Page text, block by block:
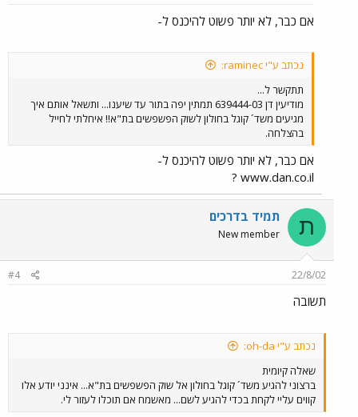
אם כבר, לא יותר פשוט להיכנס ל-
נכתב ע"י raminec:
תתקשר ל...
מודיעין דן 639444-03 תמתין יפה בתור עד שיענו... ותשאל אותם איך
מגיעים משד´ קוגל בחולון לשוק הפשפשים בת"א!! איחלתי לחייל
בהצלחה.
אם כבר, לא יותר פשוט להיכנס ל-
www.dan.co.il ?
ת תמיד בדרכים
New member
22/8/02
#4
תשובה
נכתב ע"י oh-da:
שאלה קיומית
ברצוני להגיע משד´ קוגל בחולון אל שוק הפשפשים בת"א... אינני יודע אלו
קווים עליי לקחת בכדי להגיע לשם... מאשמח אם תוכלו לעזור לי.